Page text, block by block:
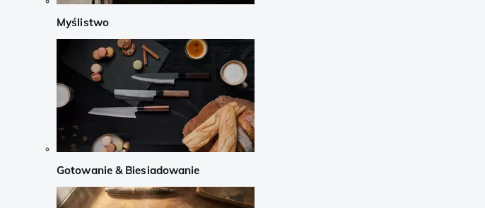
Myślistwo
Gotowanie & Biesiadowanie